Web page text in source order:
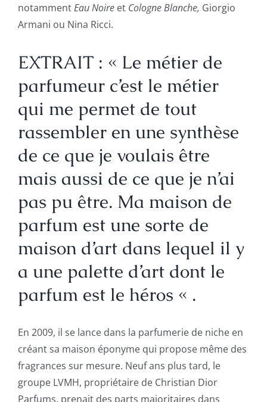
notammentEau Noireet Cologne Blanche, Giorgio
Armani ou Nina Ricci.
EXTRAIT : « Le métier de
parfumeur c’est le métier
qui me permet de tout
rassembler en une synthèse
de ce que je voulais être
mais aussi de ce que je n’ai
pas pu être. Ma maison de
parfum est une sorte de
maison d’art dans lequel il y
a une palette d’art dont le
parfum est le héros « .
En 2009, il se lance dans la parfumerie de niche en
créant sa maison éponyme qui propose même des
fragrances sur mesure. Neuf ans plus tard, le
groupe LVMH, propriétaire de Christian Dior
Parfums, prenait des parts majoritaires dans